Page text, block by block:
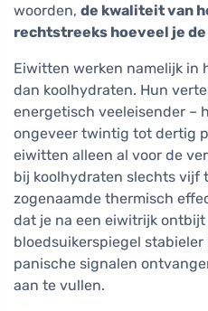
woorden, de kwaliteit van
rechtstreeks hoeveel je
Eiwitten werken namelijk in
dan koolhydraten. Hun
energetisch veeleisender –
ongeveer twintig tot dertig
eiwitten alleen al voor de
bij koolhydraten slechts vijf
zogenaamde thermisch
dat je na een eiwitrijk
bloedsuikerspiegel
panische signalen
aan te vullen.